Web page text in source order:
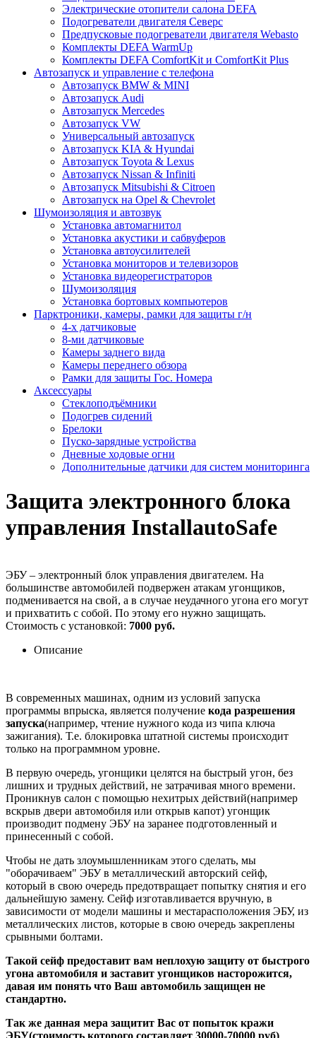
Электрические отопители салона DEFA
Подогреватели двигателя Северс
Предпусковые подогреватели двигателя Webasto
Комплекты DEFA WarmUp
Комплекты DEFA ComfortKit и ComfortKit Plus
Автозапуск и управление с телефона
Автозапуск BMW & MINI
Автозапуск Audi
Автозапуск Mercedes
Автозапуск VW
Универсальный автозапуск
Автозапуск KIA & Hyundai
Автозапуск Toyota & Lexus
Автозапуск Nissan & Infiniti
Автозапуск Mitsubishi & Citroen
Автозапуск на Opel & Chevrolet
Шумоизоляция и автозвук
Установка автомагнитол
Установка акустики и сабвуферов
Установка автоусилителей
Установка мониторов и телевизоров
Установка видеорегистраторов
Шумоизоляция
Установка бортовых компьютеров
Парктроники, камеры, рамки для защиты г/н
4-х датчиковые
8-ми датчиковые
Камеры заднего вида
Камеры переднего обзора
Рамки для защиты Гос. Номера
Аксессуары
Стеклоподъёмники
Подогрев сидений
Брелоки
Пуско-зарядные устройства
Дневные ходовые огни
Дополнительные датчики для систем мониторинга
Защита электронного блока
управления InstallautoSafe
ЭБУ – электронный блок управления двигателем. На
большинстве автомобилей подвержен атакам угонщиков,
подменивается на свой, а в случае неудачного угона его могут
и прихватить с собой. По этому его нужно защищать.
Стоимость с установкой: 7000 руб.
Описание
В современных машинах, одним из условий запуска
программы впрыска, является получение кода разрешения
запуска(например, чтение нужного кода из чипа ключа
зажигания). Т.е. блокировка штатной системы происходит
только на программном уровне.
В первую очередь, угонщики целятся на быстрый угон, без
лишних и трудных действий, не затрачивая много времени.
Проникнув салон с помощью нехитрых действий(например
вскрыв двери автомобиля или открыв капот) угонщик
производит подмену ЭБУ на заранее подготовленный и
принесенный с собой.
Чтобы не дать злоумышленникам этого сделать, мы
"оборачиваем" ЭБУ в металлический авторский сейф,
который в свою очередь предотвращает попытку снятия и его
дальнейшую замену. Сейф изготавливается вручную, в
зависимости от модели машины и местарасположения ЭБУ, из
металлических листов, которые в свою очередь закреплены
срывными болтами.
Такой сейф предоставит вам неплохую защиту от быстрого
угона автомобиля и заставит угонщиков насторожится,
давая им понять что Ваш автомобиль защищен не
стандартно.
Так же данная мера защитит Вас от попыток кражи
ЭБУ(стоимость которого составляет 30000-70000 руб)